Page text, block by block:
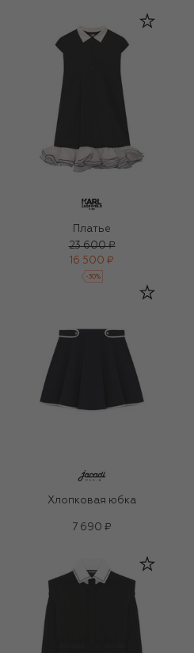
Платье
23 600 ₽
16 500 ₽
-30%
Хлопковая юбка
7 690 ₽